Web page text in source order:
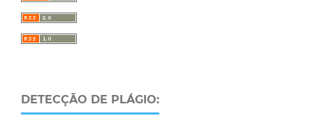
DETECÇÃO DE PLÁGIO: